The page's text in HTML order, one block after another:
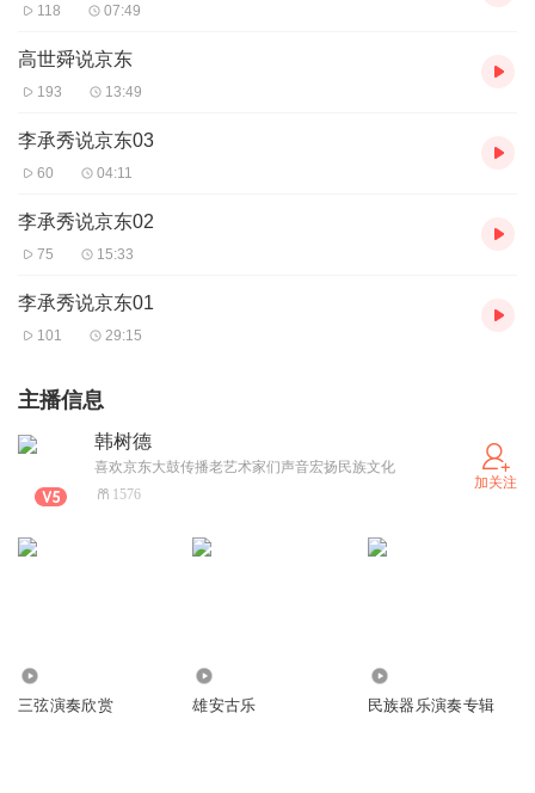
118 07:49
高世舜说京东
193 13:49
李承秀说京东03
60 04:11
李承秀说京东02
75 15:33
李承秀说京东01
101 29:15
主播信息
韩树德
喜欢京东大鼓传播老艺术家们声音宏扬民族文化
1576
加关注
三弦演奏欣赏 雄安古乐 民族器乐演奏专辑